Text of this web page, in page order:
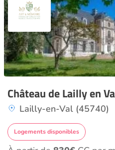
Château de Lailly en
Lailly-en-Val (45740)
Logements disponibles